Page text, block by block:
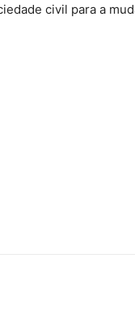
civil para a